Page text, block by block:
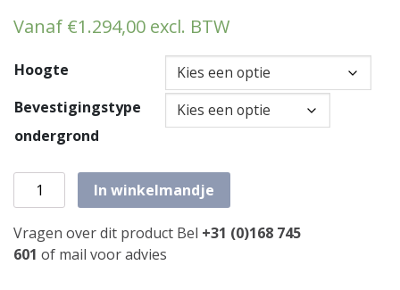
Vanaf €1.294,00 excl. BTW
Hoogte
Bevestigingstype
ondergrond
Palletopzetplaat met kantelhek 2000mm aantal
In winkelmandje
Vragen over dit product Bel +31 (0)168 745
601 of mail voor advies